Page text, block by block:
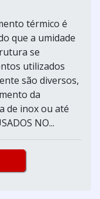
térmico é
que a umidade
se
utilizados
são diversos,
da
de inox ou até
NO...